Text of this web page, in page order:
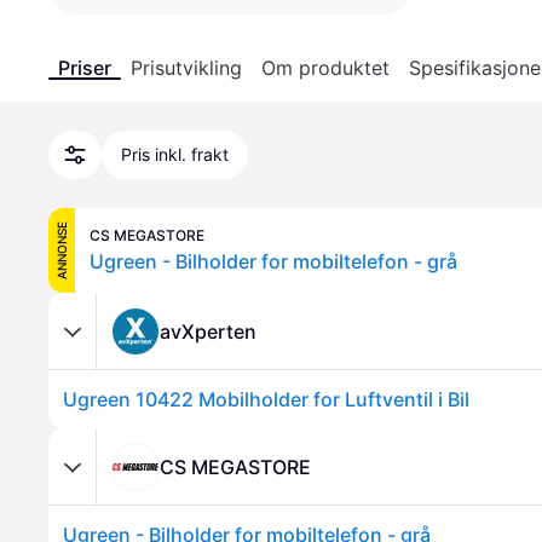
Priser Prisutvikling Om produktet
Pris inkl. frakt
ANNONSE CS MEGASTORE
Ugreen - Bilholder for mobiltelefon - grå
avXperten
Ugreen 10422 Mobilholder for Luftventil i Bil
CS MEGASTORE
Ugreen - Bilholder for mobiltelefon - grå